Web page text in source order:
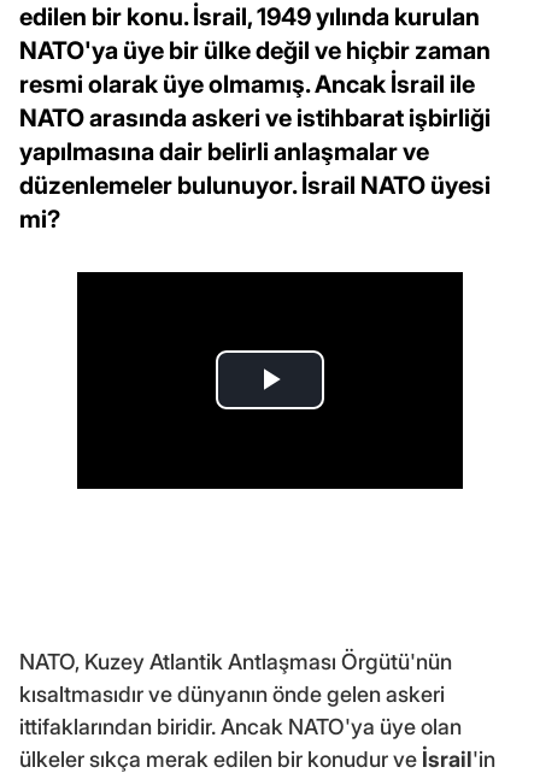
edilen bir konu. İsrail, 1949 yılında kurulan
NATO'ya üye bir ülke değil ve hiçbir zaman
resmi olarak üye olmamış. Ancak İsrail ile
NATO arasında askeri ve istihbarat işbirliği
yapılmasına dair belirli anlaşmalar ve
düzenlemeler bulunuyor. İsrail NATO üyesi
mi?
NATO, Kuzey Atlantik Antlaşması Örgütü'nün
kısaltmasıdır ve dünyanın önde gelen askeri
ittifaklarından biridir. Ancak NATO'ya üye olan
ülkeler sıkça merak edilen bir konudur ve İsrail'in